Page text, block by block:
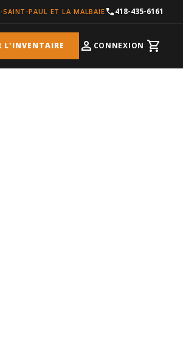
SAINT-PAUL ET LA MALBAIE 418-435-6161
L'INVENTAIRE CONNEXION Cart